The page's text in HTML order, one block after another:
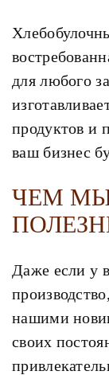
для любого
продуктов и
ваш бизнес
ЧЕМ
Даже если у
нашими
своих